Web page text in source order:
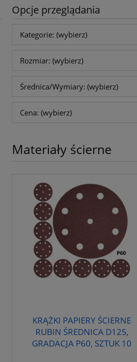
Opcje przeglądania
Kategorie: (wybierz)
Rozmiar: (wybierz)
Średnica/Wymiary: (wybierz)
Cena: (wybierz)
Materiały ścierne
KRĄŻKI PAPIERY ŚCIERNE
RUBIN ŚREDNICA D125,
GRADACJA P60, SZTUK 10